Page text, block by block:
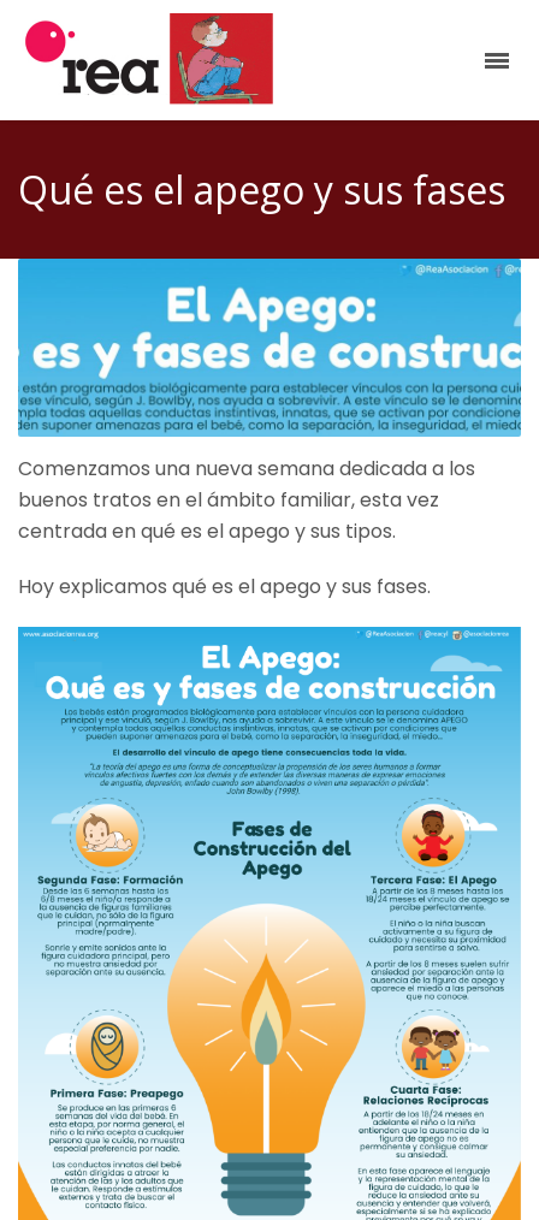
Qué es el apego y sus fases
Comenzamos una nueva semana dedicada a los
buenos tratos en el ámbito familiar, esta vez
centrada en qué es el apego y sus tipos.
Hoy explicamos qué es el apego y sus fases.